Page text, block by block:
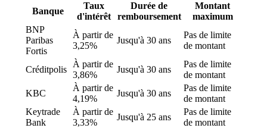
Banque
Taux
d'intérêt
Durée de
remboursement
Montant
maximum
BNP
Paribas
Fortis
À partir de
3,25%
Jusqu'à 30 ans
Pas de limite
de montant
Créditpolis
À partir de
3,86%
Jusqu'à 30 ans
Pas de limite
de montant
KBC
À partir de
4,19%
Jusqu'à 30 ans
Pas de limite
de montant
Keytrade
Bank
À partir de
3,33%
Jusqu'à 25 ans
Pas de limite
de montant